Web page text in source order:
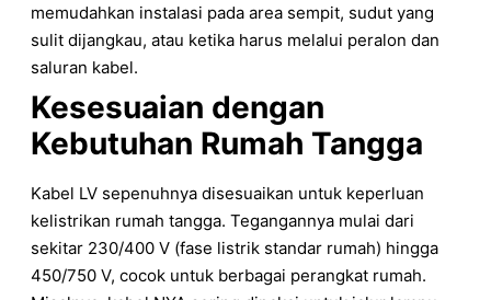
memudahkan instalasi pada area sempit, sudut yang
sulit dijangkau, atau ketika harus melalui peralon dan
saluran kabel.
Kesesuaian dengan
Kebutuhan Rumah Tangga
Kabel LV sepenuhnya disesuaikan untuk keperluan
kelistrikan rumah tangga. Tegangannya mulai dari
sekitar 230/400 V (fase listrik standar rumah) hingga
450/750 V, cocok untuk berbagai perangkat rumah.